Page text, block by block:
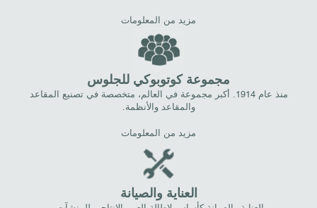
مزيد من المعلومات
مجموعة كوتوبوكي للجلوس
منذ عام 1914. أكبر مجموعة في العالم، متخصصة في تصنيع المقاعد
والمقاعد والأنظمة.
مزيد من المعلومات
العناية والصيانة